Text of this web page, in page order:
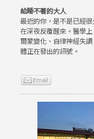
給睡不著的大人
最近的你，是不是已經
在深夜反覆醒來。醫學
爾蒙變化、自律神經失
體正在發出的訊號。